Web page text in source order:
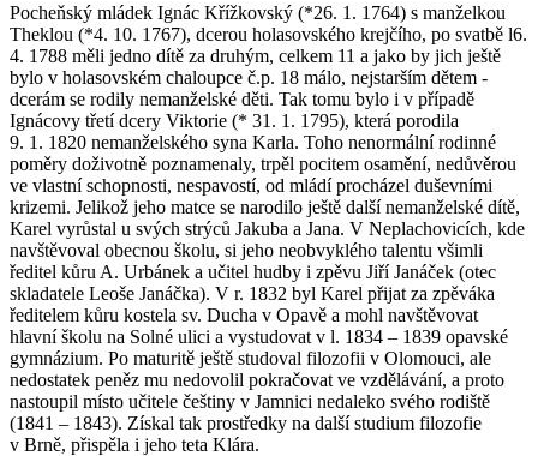
Pocheňský mládek Ignác Křížkovský (*26. 1. 1764) s manželkou
Theklou (*4. 10. 1767), dcerou holasovského krejčího, po svatbě l6.
4. 1788 měli jedno dítě za druhým, celkem 11 a jako by jich ještě
bylo v holasovském chaloupce č.p. 18 málo, nejstarším dětem -
dcerám se rodily nemanželské děti. Tak tomu bylo i v případě
Ignácovy třetí dcery Viktorie (* 31. 1. 1795), která porodila
9. 1. 1820 nemanželského syna Karla. Toho nenormální rodinné
poměry doživotně poznamenaly, trpěl pocitem osamění, nedůvěrou
ve vlastní schopnosti, nespavostí, od mládí procházel duševními
krizemi. Jelikož jeho matce se narodilo ještě další nemanželské dítě,
Karel vyrůstal u svých strýců Jakuba a Jana. V Neplachovicích, kde
navštěvoval obecnou školu, si jeho neobvyklého talentu všimli
ředitel kůru A. Urbánek a učitel hudby i zpěvu Jiří Janáček (otec
skladatele Leoše Janáčka). V r. 1832 byl Karel přijat za zpěváka
ředitelem kůru kostela sv. Ducha v Opavě a mohl navštěvovat
hlavní školu na Solné ulici a vystudovat v l. 1834 – 1839 opavské
gymnázium. Po maturitě ještě studoval filozofii v Olomouci, ale
nedostatek peněz mu nedovolil pokračovat ve vzdělávání, a proto
nastoupil místo učitele češtiny v Jamnici nedaleko svého rodiště
(1841 – 1843). Získal tak prostředky na další studium filozofie
v Brně, přispěla i jeho teta Klára.